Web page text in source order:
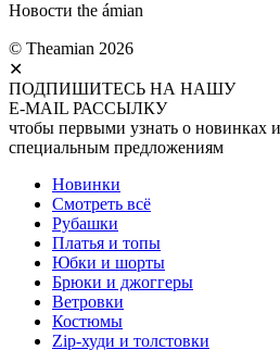
Новости the ámian
© Theamian 2026
✕
ПОДПИШИТЕСЬ НА НАШУ
E-MAIL РАССЫЛКУ
чтобы первыми узнать о новинках
специальным предложениям
Новинки
Смотреть всё
Рубашки
Платья и топы
Юбки и шорты
Брюки и джоггеры
Ветровки
Костюмы
Zip-худи и толстовки